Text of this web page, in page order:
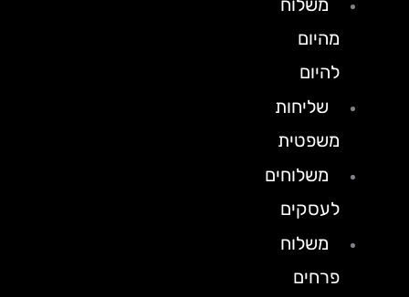
מהיום
להיום
שליחות
משפטית
משלוחים
לעסקים
משלוח
פרחים